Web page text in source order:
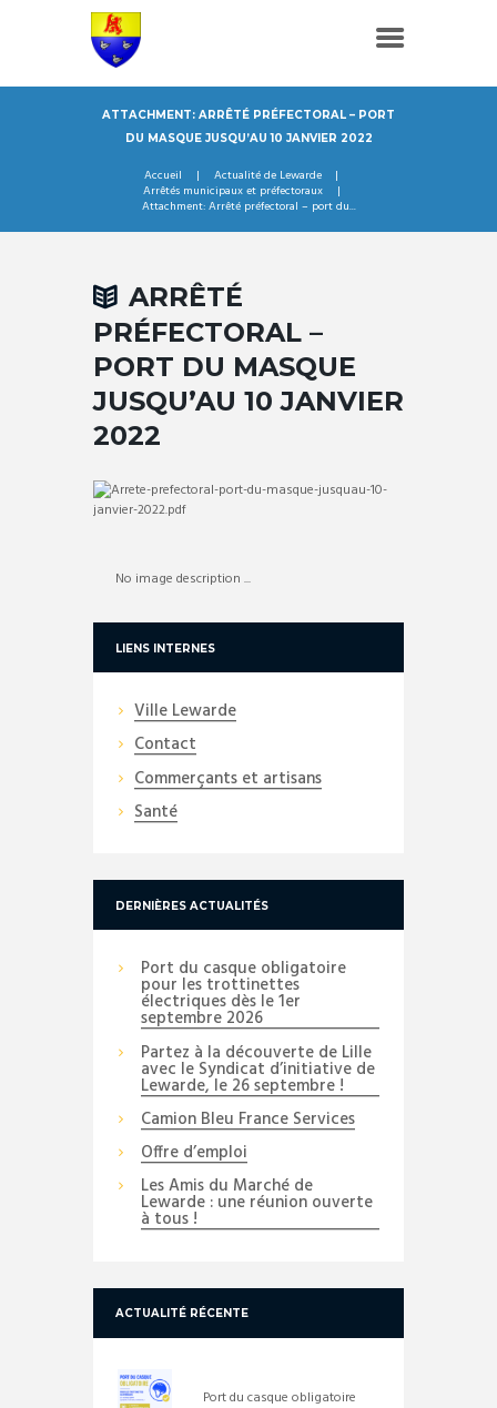
ATTACHMENT: ARRÊTÉ PRÉFECTORAL – PORT
DU MASQUE JUSQU’AU 10 JANVIER 2022
Accueil
Actualité de Lewarde
Arrêtés municipaux et préfectoraux
Attachment: Arrêté préfectoral – port du...
ARRÊTÉ
PRÉFECTORAL –
PORT DU MASQUE
JUSQU’AU 10 JANVIER
2022
No image description ...
LIENS INTERNES
Ville Lewarde
Contact
Commerçants et artisans
Santé
DERNIÈRES ACTUALITÉS
Port du casque obligatoire
pour les trottinettes
électriques dès le 1er
septembre 2026
Partez à la découverte de Lille
avec le Syndicat d’initiative de
Lewarde, le 26 septembre !
Camion Bleu France Services
Offre d’emploi
Les Amis du Marché de
Lewarde : une réunion ouverte
à tous !
ACTUALITÉ RÉCENTE
Port du casque obligatoire